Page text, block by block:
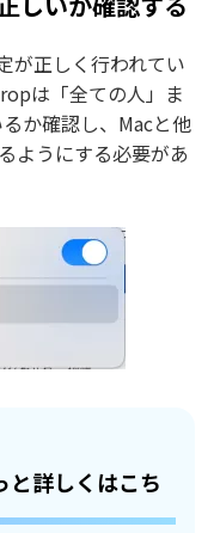
が正しく行われてい
は「全ての人」ま
か確認し、Macと他
ようにする必要があ
詳しくはこち